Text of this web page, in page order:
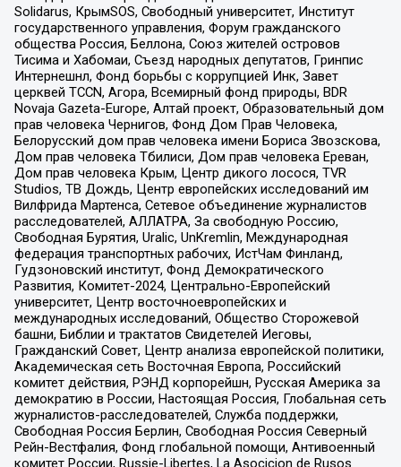
Solidarus, КрымSOS, Свободный университет, Институт
государственного управления, Форум гражданского
общества Россия, Беллона, Союз жителей островов
Тисима и Хабомаи, Съезд народных депутатов, Гринпис
Интернешнл, Фонд борьбы с коррупцией Инк, Завет
церквей TCCN, Агора, Всемирный фонд природы, BDR
Novaja Gazeta-Europe, Алтай проект, Образовательный дом
прав человека Чернигов, Фонд Дом Прав Человека,
Белорусский дом прав человека имени Бориса Звозскова,
Дом прав человека Тбилиси, Дом прав человека Ереван,
Дом прав человека Крым, Центр дикого лосося, TVR
Studios, ТВ Дождь, Центр европейских исследований им
Вилфрида Мартенса, Сетевое объединение журналистов
расследователей, АЛЛАТРА, За свободную Россию,
Свободная Бурятия, Uralic, UnKremlin, Международная
федерация транспортных рабочих, ИстЧам Финланд,
Гудзоновский институт, Фонд Демократического
Развития, Комитет-2024, Центрально-Европейский
университет, Центр восточноевропейских и
международных исследований, Общество Сторожевой
башни, Библии и трактатов Свидетелей Иеговы,
Гражданский Совет, Центр анализа европейской политики,
Академическая сеть Восточная Европа, Российский
комитет действия, РЭНД корпорейшн, Русская Америка за
демократию в России, Настоящая Россия, Глобальная сеть
журналистов-расследователей, Служба поддержки,
Свободная Россия Берлин, Свободная Россия Северный
Рейн-Вестфалия, Фонд глобальной помощи, Антивоенный
комитет России, Russie-Libertes, La Asocicion de Rusos